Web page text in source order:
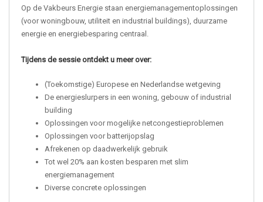
Op de Vakbeurs Energie staan energiemanagementoplossingen
(voor woningbouw, utiliteit en industrial buildings), duurzame
energie en energiebesparing centraal.
Tijdens de sessie ontdekt u meer over:
(Toekomstige) Europese en Nederlandse wetgeving
De energieslurpers in een woning, gebouw of industrial
building
Oplossingen voor mogelijke netcongestieproblemen
Oplossingen voor batterijopslag
Afrekenen op daadwerkelijk gebruik
Tot wel 20% aan kosten besparen met slim
energiemanagement
Diverse concrete oplossingen